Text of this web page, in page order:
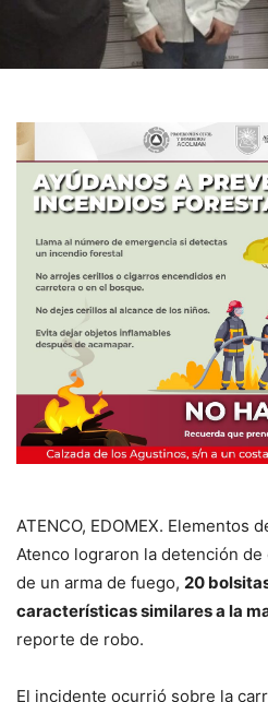
ATENCO, EDOMEX. Elementos
Atenco lograron la detención
de un arma de fuego, 20
características similares a la
reporte de robo.
El incidente ocurrió sobre la